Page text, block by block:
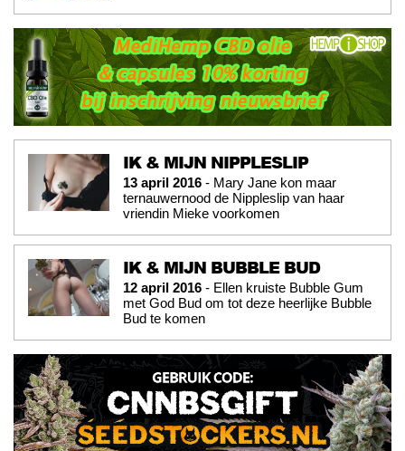
IK & MIJN NIPPLESLIP
13 april 2016 - Mary Jane kon maar
ternauwernood de Nippleslip van haar
vriendin Mieke voorkomen
IK & MIJN BUBBLE BUD
12 april 2016 - Ellen kruiste Bubble Gum
met God Bud om tot deze heerlijke Bubble
Bud te komen